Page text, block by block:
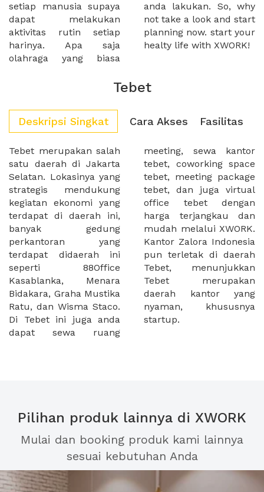
setiap manusia supaya
dapat melakukan
aktivitas rutin setiap
harinya. Apa saja
olahraga yang biasa
anda lakukan. So, why
not take a look and start
planning now. start your
healty life with XWORK!
Tebet
Deskripsi Singkat Cara Akses Fasilitas
Tebet merupakan salah
satu daerah di Jakarta
Selatan. Lokasinya yang
strategis mendukung
kegiatan ekonomi yang
terdapat di daerah ini,
banyak gedung
perkantoran yang
terdapat didaerah ini
seperti 88Office
Kasablanka, Menara
Bidakara, Graha Mustika
Ratu, dan Wisma Staco.
Di Tebet ini juga anda
dapat sewa ruang
meeting, sewa kantor
tebet, coworking space
tebet, meeting package
tebet, dan juga virtual
office tebet dengan
harga terjangkau dan
mudah melalui XWORK.
Kantor Zalora Indonesia
pun terletak di daerah
Tebet, menunjukkan
Tebet merupakan
daerah kantor yang
nyaman, khususnya
startup.
Pilihan produk lainnya di XWORK
Mulai dan booking produk kami lainnya
sesuai kebutuhan Anda